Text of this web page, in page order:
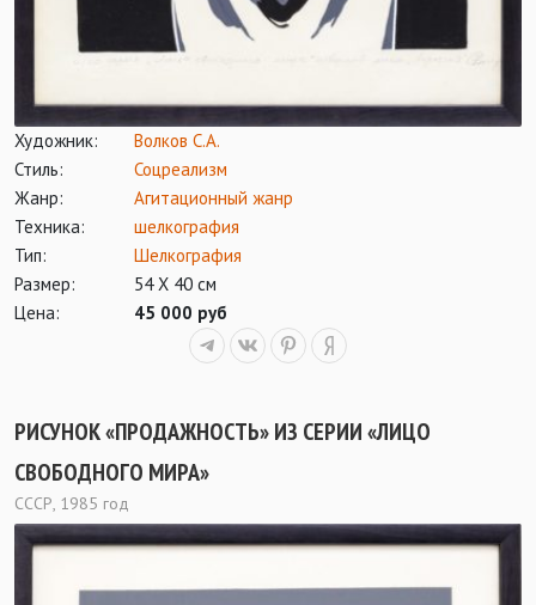
Художник:
Волков С.А.
Стиль:
Соцреализм
Жанр:
Агитационный жанр
Техника:
шелкография
Тип:
Шелкография
Размер:
54 Х 40 см
Цена:
45 000 руб
РИСУНОК «ПРОДАЖНОСТЬ» ИЗ СЕРИИ «ЛИЦО
СВОБОДНОГО МИРА»
СССР, 1985 год